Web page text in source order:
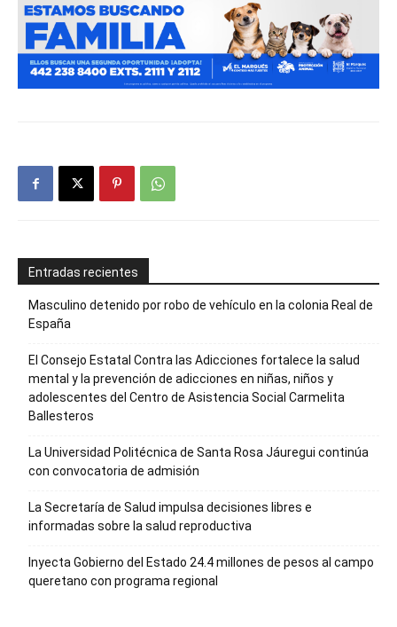
Entradas recientes
Masculino detenido por robo de vehículo en la colonia Real de
España
El Consejo Estatal Contra las Adicciones fortalece la salud
mental y la prevención de adicciones en niñas, niños y
adolescentes del Centro de Asistencia Social Carmelita
Ballesteros
La Universidad Politécnica de Santa Rosa Jáuregui continúa
con convocatoria de admisión
La Secretaría de Salud impulsa decisiones libres e
informadas sobre la salud reproductiva
Inyecta Gobierno del Estado 24.4 millones de pesos al campo
queretano con programa regional